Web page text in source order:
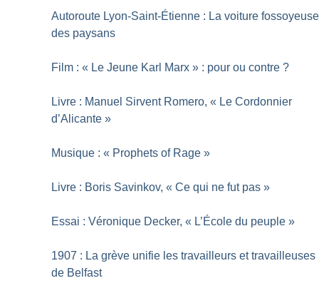
Autoroute Lyon-Saint-Étienne : La voiture fossoyeuse
des paysans
Film : « Le Jeune Karl Marx » : pour ou contre ?
Livre : Manuel Sirvent Romero, « Le Cordonnier
d’Alicante »
Musique : « Prophets of Rage »
Livre : Boris Savinkov, « Ce qui ne fut pas »
Essai : Véronique Decker, « L’École du peuple »
1907 : La grève unifie les travailleurs et travailleuses
de Belfast